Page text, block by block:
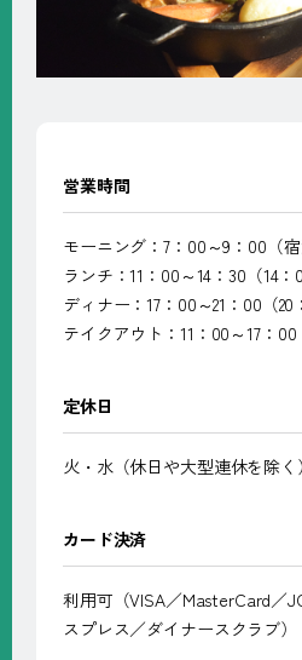
営業時間
モーニング：7：00～9：00（宿
ランチ：11：00～14：30（14：
ディナー：17：00～21：00（20
テイクアウト：11：00～17：00
定休日
火・水（休日や大型連休を除く）
カード決済
利用可（VISA／MasterCard／
スプレス／ダイナースクラブ）